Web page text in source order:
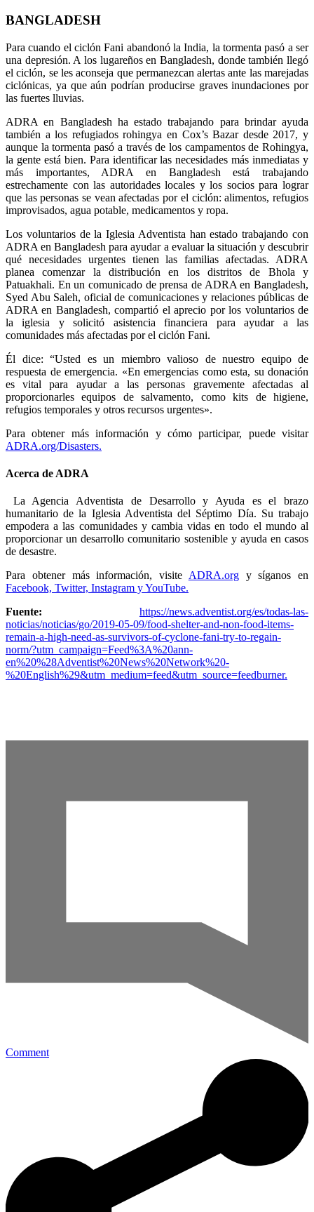
BANGLADESH
Para cuando el ciclón Fani abandonó la India, la tormenta pasó a ser
una depresión. A los lugareños en Bangladesh, donde también llegó
el ciclón, se les aconseja que permanezcan alertas ante las marejadas
ciclónicas, ya que aún podrían producirse graves inundaciones por
las fuertes lluvias.
ADRA en Bangladesh ha estado trabajando para brindar ayuda
también a los refugiados rohingya en Cox’s Bazar desde 2017, y
aunque la tormenta pasó a través de los campamentos de Rohingya,
la gente está bien. Para identificar las necesidades más inmediatas y
más importantes, ADRA en Bangladesh está trabajando
estrechamente con las autoridades locales y los socios para lograr
que las personas se vean afectadas por el ciclón: alimentos, refugios
improvisados, agua potable, medicamentos y ropa.
Los voluntarios de la Iglesia Adventista han estado trabajando con
ADRA en Bangladesh para ayudar a evaluar la situación y descubrir
qué necesidades urgentes tienen las familias afectadas. ADRA
planea comenzar la distribución en los distritos de Bhola y
Patuakhali. En un comunicado de prensa de ADRA en Bangladesh,
Syed Abu Saleh, oficial de comunicaciones y relaciones públicas de
ADRA en Bangladesh, compartió el aprecio por los voluntarios de
la iglesia y solicitó asistencia financiera para ayudar a las
comunidades más afectadas por el ciclón Fani.
Él dice: “Usted es un miembro valioso de nuestro equipo de
respuesta de emergencia. «En emergencias como esta, su donación
es vital para ayudar a las personas gravemente afectadas al
proporcionarles equipos de salvamento, como kits de higiene,
refugios temporales y otros recursos urgentes».
Para obtener más información y cómo participar, puede visitar
ADRA.org/Disasters.
Acerca de ADRA
La Agencia Adventista de Desarrollo y Ayuda es el brazo
humanitario de la Iglesia Adventista del Séptimo Día. Su trabajo
empodera a las comunidades y cambia vidas en todo el mundo al
proporcionar un desarrollo comunitario sostenible y ayuda en casos
de desastre.
Para obtener más información, visite ADRA.orgy síganos en
Facebook, Twitter, Instagram y YouTube.
Fuente: https://news.adventist.org/es/todas-las-
noticias/noticias/go/2019-05-09/food-shelter-and-non-food-items-
remain-a-high-need-as-survivors-of-cyclone-fani-try-to-regain-
norm/?utm_campaign=Feed%3A%20ann-
en%20%28Adventist%20News%20Network%20-
%20English%29&utm_medium=feed&utm_source=feedburner.
Comment